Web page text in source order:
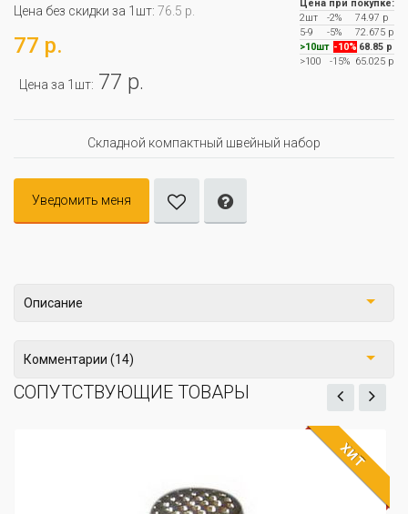
Цена без скидки за 1шт: 76.5 р.
77 р.
Цена за 1шт: 77 р.
Цена при покупке:
2шт
-2%
74.97 р
5-9
-5%
72.675 р
>10шт -10% 68.85 р
>100
-15% 65.025 р
Складной компактный швейный набор
Уведомить меня
Описание
Комментарии (14)
СОПУТСТВУЮЩИЕ ТОВАРЫ